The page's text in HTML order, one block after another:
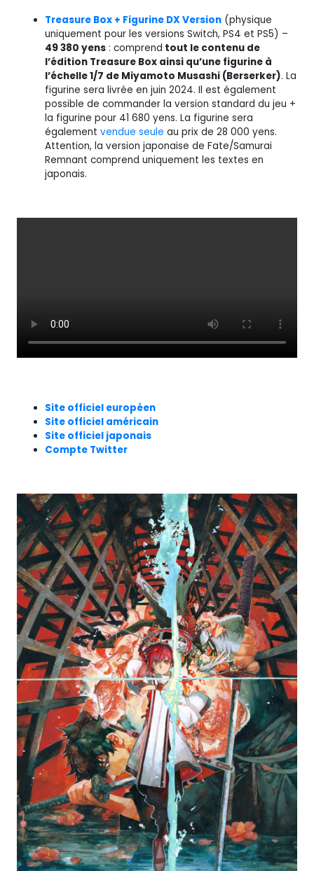
Treasure Box + Figurine DX Version (physique
uniquement pour les versions Switch, PS4 et PS5) –
49 380 yens : comprend tout le contenu de
l’édition Treasure Box ainsi qu’une figurine à
l’échelle 1/7 de Miyamoto Musashi (Berserker). La
figurine sera livrée en juin 2024. Il est également
possible de commander la version standard du jeu +
la figurine pour 41 680 yens. La figurine sera
également vendue seule au prix de 28 000 yens.
Attention, la version japonaise de Fate/Samurai
Remnant comprend uniquement les textes en
japonais.
Site officiel européen
Site officiel américain
Site officiel japonais
Compte Twitter